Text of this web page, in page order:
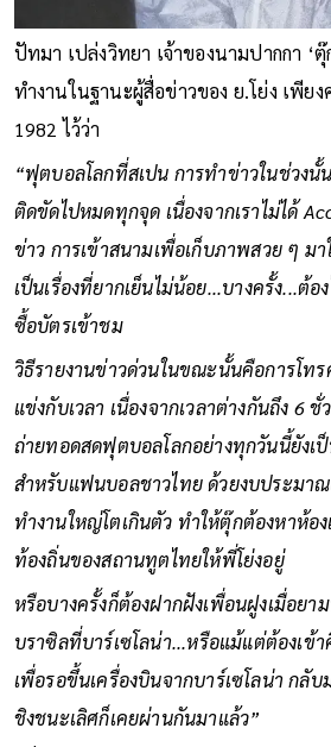
ปัทมา เปล่งวิทยา เจ้าของนามปากกา ‘ตุ๊
ทำงานในฐานะผู้สื่อข่าวของ ย.โย่ง เพียง
1982 ไว้ว่า
“ฟุตบอลโลกที่สเปน การทำข่าวในช่วงนั้
ติดขัดไปหมดทุกจุด เนื่องจากเราไม่ได้
ข่าว การเข้าสนามเพื่อเก็บภาพสวย ๆ ม
เป็นเรื่องที่ยากเย็นไม่น้อย...บางครั้ง...ต้อ
ซื้อบัตรเข้าชม
วิธีรายงานข่าวด่วนในขณะนั้นคือการโท
แข่งกับเวลา เนื่องจากเวลาต่างกันถึง 6
ถ่ายทอดสดฟุตบอลโลกอย่างทุกวันนี้ยังเ
สำหรับแฟนบอลชาวไทย ด้วยงบประมา
ทำงานใหญ่โตเกินตัว ทำให้ตุ๊กต้องหาห้อ
ท้องถิ่นของสถานทูตไทยให้พี่โย่งอยู่
หรือบางครั้งก็ต้องฝากฝังเพื่อนฝูงเมื่อย
บราซิลที่บาร์เซโลน่า...หรือแม้แต่ต้องเข้
เพื่อรอขึ้นเครื่องบินจากบาร์เซโลน่า กลั
ชิงชนะเลิศก็เคยผ่านกันมาแล้ว”